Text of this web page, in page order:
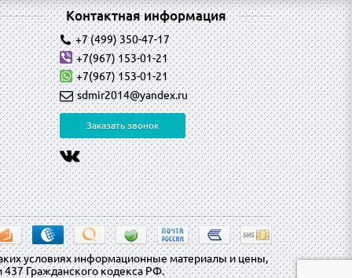
Контактная информация
+7 (499) 350-47-17
+7(967) 153-01-21
+7(967) 153-01-21
sdmir2014@yandex.ru
Заказать звонок
условиях информационные материалы и цены,
Гражданского кодекса РФ.